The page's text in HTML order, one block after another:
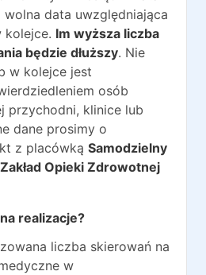
data uwzględniająca
kolejce. Im wyższa liczba
będzie dłuższy. Nie
w kolejce jest
osób
przychodni, klinice lub
dane prosimy o
z placówką Samodzielny
Opieki Zdrowotnej
realizacje?
liczba skierowań na
w